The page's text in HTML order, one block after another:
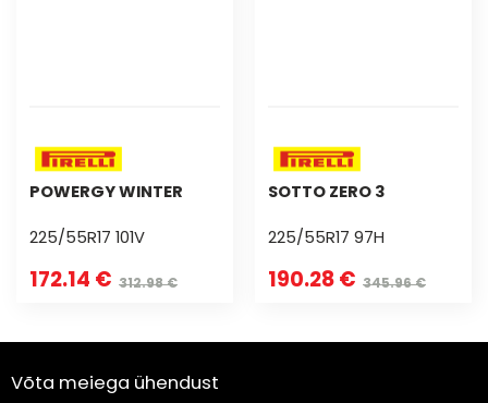
POWERGY WINTER
225/55R17 101V
172.14 € 312.98 €
SOTTO ZERO 3
225/55R17 97H
190.28 € 345.96 €
Võta meiega ühendust